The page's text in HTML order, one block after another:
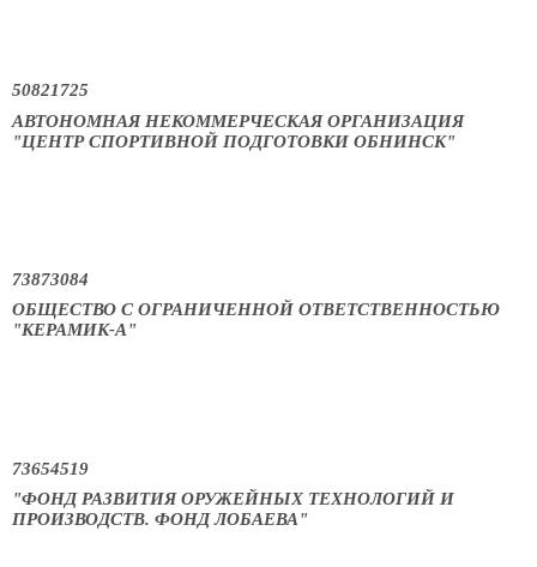
50821725
АВТОНОМНАЯ НЕКОММЕРЧЕСКАЯ ОРГАНИЗАЦИЯ
"ЦЕНТР СПОРТИВНОЙ ПОДГОТОВКИ ОБНИНСК"
73873084
ОБЩЕСТВО С ОГРАНИЧЕННОЙ ОТВЕТСТВЕННОСТЬЮ
"КЕРАМИК-А"
73654519
"ФОНД РАЗВИТИЯ ОРУЖЕЙНЫХ ТЕХНОЛОГИЙ И
ПРОИЗВОДСТВ. ФОНД ЛОБАЕВА"